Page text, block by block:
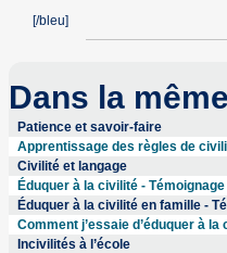
[/bleu]
Dans la
Patience et savoir-faire
Apprentissage des règles de
Civilité et langage
Éduquer à la civilité - Témoignage
Éduquer à la civilité en famille -
Comment j’essaie d’éduquer à la
Incivilités à l’école